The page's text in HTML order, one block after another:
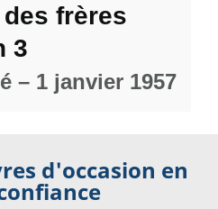
frères
3
– 1 janvier 1957
d'occasion en